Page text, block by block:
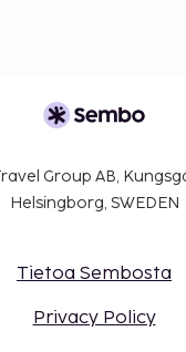
Group AB,
Helsingborg, SWEDEN
Tietoa Sembosta
Privacy Policy